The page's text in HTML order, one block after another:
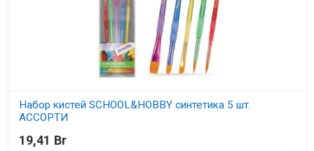
Набор кистей SCHOOL&HOBBY синтетика 5 шт.
АССОРТИ
В наличии
19,41 Br